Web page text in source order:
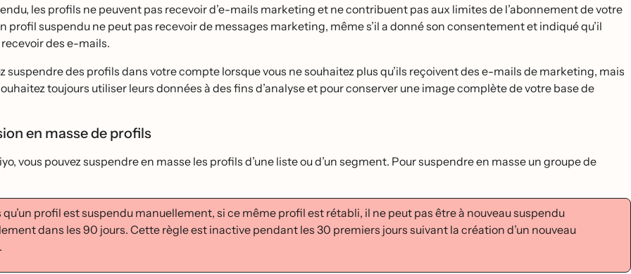
les profils ne peuvent pas recevoir d’e-mails marketing et ne contribuent pas aux limites de l’abonnement de votre
profil suspendu ne peut pas recevoir de messages marketing, même s’il a donné son consentement et indiqué qu’il
des e-mails.
suspendre des profils dans votre compte lorsque vous ne souhaitez plus qu’ils reçoivent des e-mails de marketing, mais
toujours utiliser leurs données à des fins d’analyse et pour conserver une image complète de votre base de
en masse de profils
vous pouvez suspendre en masse les profils d’une liste ou d’un segment. Pour suspendre en masse un groupe de
qu’un profil est suspendu manuellement, si ce même profil est rétabli, il ne peut pas être à nouveau suspendu
dans les 90 jours. Cette règle est inactive pendant les 30 premiers jours suivant la création d’un nouveau